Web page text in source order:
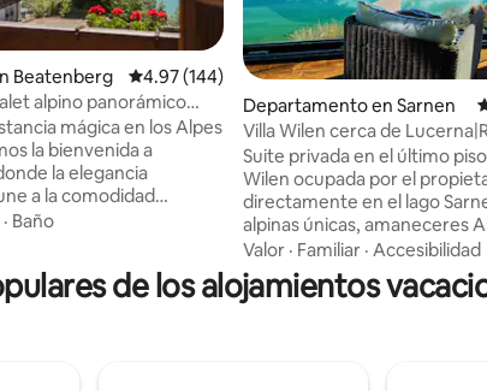
5; 451 evaluaciones
Beatenberg Calificación promedio: 4.97 de 5; 144
4.97 (144)
alpino panorámico
mágica en los Alpes
la bienvenida a
la elegancia
a la comodidad
y un balcón envolvente
Thun y las montañas
· Baño
Departamento en Sarnen
Villa Wilen cerca de
lujo frente al lago
Suite privada en el último
Wilen ocupada por el
directamente en el lago
alpinas únicas, amaneceres
dormitorio con cine en casa,
panorámico, cocina grande y
el área privada). Para 3–5
Valor · Familiar · Accesibilidad
de los alojamientos